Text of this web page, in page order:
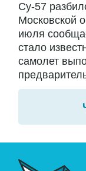
Су-57
Московской
июля
стало
самолет